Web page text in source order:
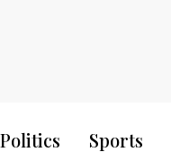
24
Politics Sports